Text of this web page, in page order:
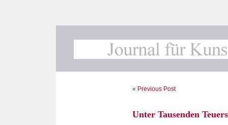
« Previous Post
Unter Tausenden